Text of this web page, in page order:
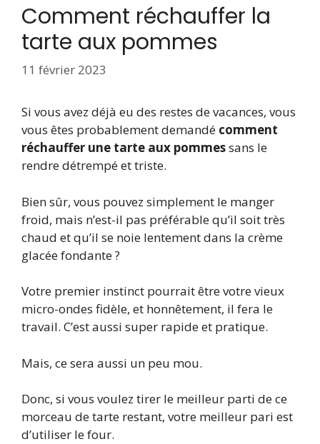
Comment réchauffer la
tarte aux pommes
11 février 2023
Si vous avez déjà eu des restes de vacances, vous
vous êtes probablement demandé comment
réchauffer une tarte aux pommessans le
rendre détrempé et triste.
Bien sûr, vous pouvez simplement le manger
froid, mais n’est-il pas préférable qu’il soit très
chaud et qu’il se noie lentement dans la crème
glacée fondante ?
Votre premier instinct pourrait être votre vieux
micro-ondes fidèle, et honnêtement, il fera le
travail. C’est aussi super rapide et pratique.
Mais, ce sera aussi un peu mou.
Donc, si vous voulez tirer le meilleur parti de ce
morceau de tarte restant, votre meilleur pari est
d’utiliser le four.